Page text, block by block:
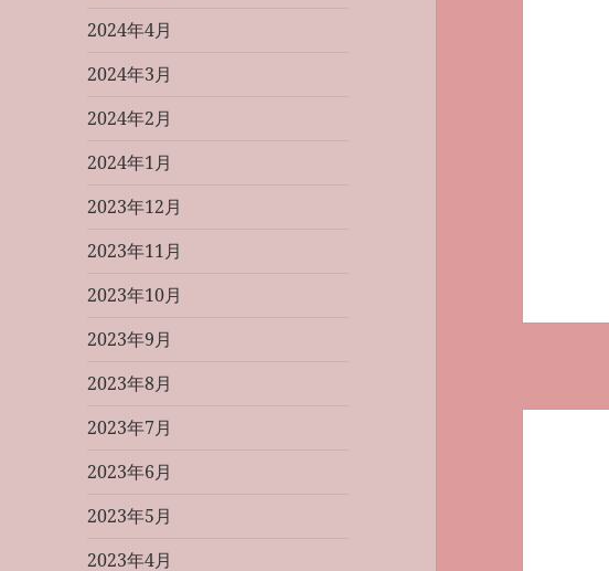
2024年4月
2024年3月
2024年2月
2024年1月
2023年12月
2023年11月
2023年10月
2023年9月
2023年8月
2023年7月
2023年6月
2023年5月
2023年4月